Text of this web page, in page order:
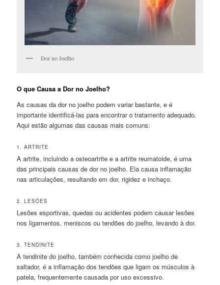
Dor no Joelho
O que Causa a Dor no Joelho?
As causas da dor no joelho podem variar bastante, e é
importante identificá-las para encontrar o tratamento adequado.
Aqui estão algumas das causas mais comuns:
1. ARTRITE
A artrite, incluindo a osteoartrite e a artrite reumatoide, é uma
das principais causas de dor no joelho. Ela causa inflamação
nas articulações, resultando em dor, rigidez e inchaço.
2. LESÕES
Lesões esportivas, quedas ou acidentes podem causar lesões
nos ligamentos, meniscos ou tendões do joelho, levando à dor.
3. TENDINITE
A tendinite do joelho, também conhecida como joelho de
saltador, é a inflamação dos tendões que ligam os músculos à
patela, frequentemente causada por uso excessivo.